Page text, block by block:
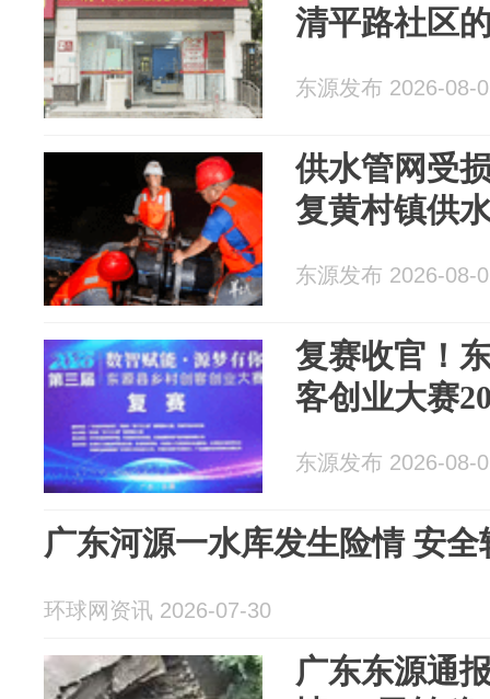
清平路社区
东源发布 2026-08-
供水管网受
复黄村镇供
东源发布 2026-08-
复赛收官！
客创业大赛
东源发布 2026-08-
广东河源一水库发生险情 安全
环球网资讯 2026-07-30
广东东源通